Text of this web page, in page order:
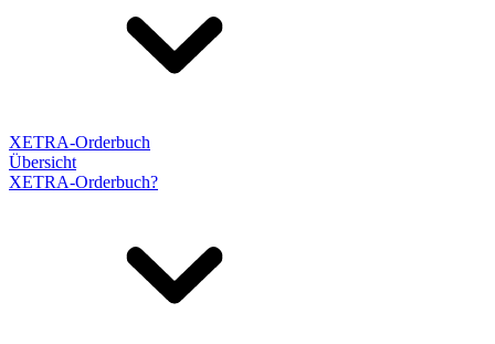
XETRA-Orderbuch
Übersicht
XETRA-Orderbuch?